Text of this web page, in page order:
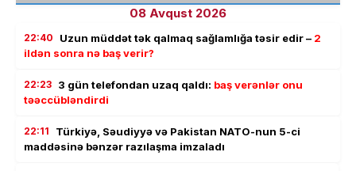
08 Avqust 2026
22:40 Uzun müddət tək qalmaq sağlamlığa təsir edir – 2
ildən sonra nə baş verir?
22:23 3 gün telefondan uzaq qaldı: baş verənlər onu
təəccübləndirdi
22:11
Türkiyə, Səudiyyə və Pakistan NATO-nun 5-ci
maddəsinə bənzər razılaşma imzaladı